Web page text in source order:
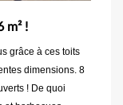
m² !
grâce à ces toits
dimensions. 8
! De quoi